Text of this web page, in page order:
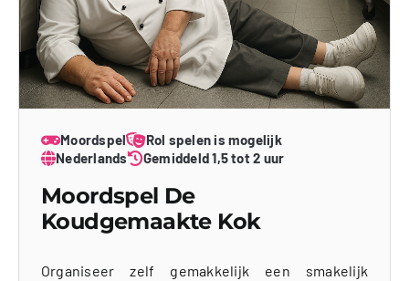
Moordspel
Rol spelen is mogelijk
Nederlands
Gemiddeld 1,5 tot 2 uur
Moordspel De
Koudgemaakte Kok
Organiseer zelf gemakkelijk een smakelijk